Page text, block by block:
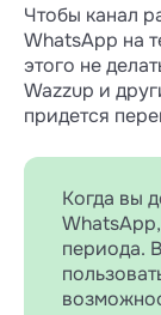
Чтобы канал
WhatsApp на
этого не
Wazzup и
придется
Когда вы
WhatsApp,
периода.